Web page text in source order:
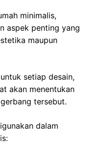
minimalis,
aspek penting yang
maupun
setiap desain,
akan menentukan
tersebut.
dalam